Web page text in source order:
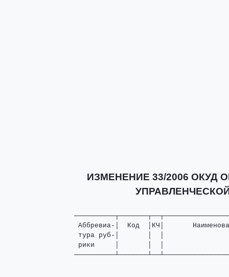
ИЗМЕНЕНИЕ 33/2006
Аббревиа-│  Код  │КЧ│
тура руб-│       │  │
рики     │       │  │